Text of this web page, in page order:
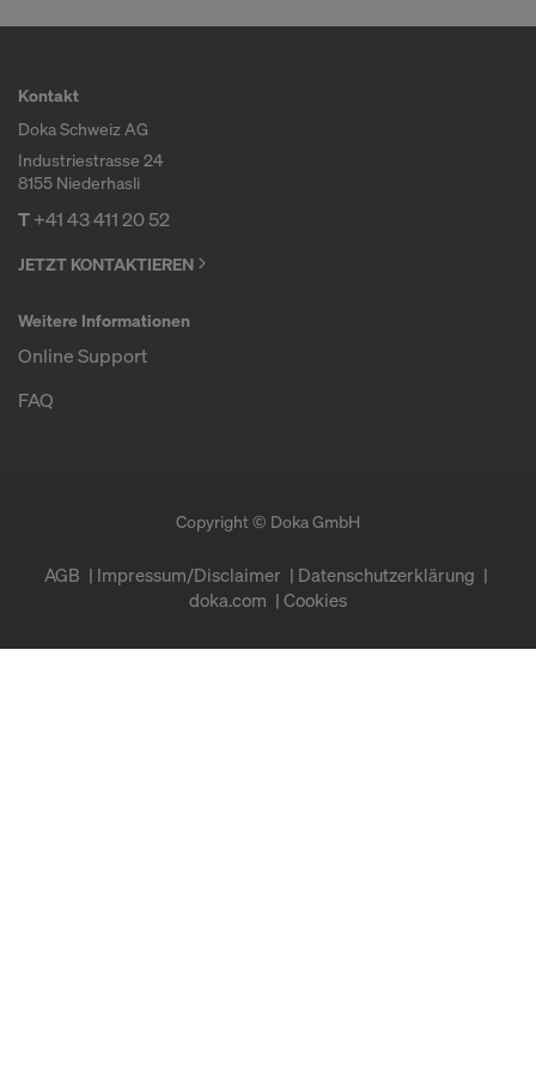
Kontakt
Doka Schweiz AG
Industriestrasse 24
8155 Niederhasli
T+41 43 411 20 52
JETZT KONTAKTIEREN
Weitere Informationen
Online Support
FAQ
Copyright © Doka GmbH
AGB Impressum/Disclaimer
Datenschutzerklärung
doka.com
Cookies